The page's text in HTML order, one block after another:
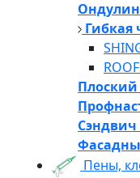
Ондулин
Гибкая
Плоский
Пены,